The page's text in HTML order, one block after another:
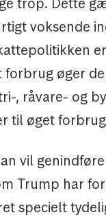
voksende
forbrug øger
, råvare- og
til øget
vil
Trump har
specielt